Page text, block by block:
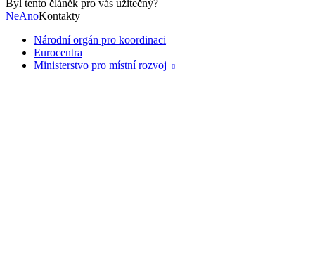
Byl tento článěk pro vás užitečný?
NeAnoKontakty
Národní orgán pro koordinaci
Eurocentra
Ministerstvo pro místní rozvoj
